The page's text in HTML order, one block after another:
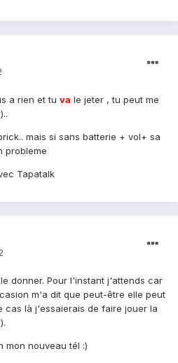
a rien et tu va le jeter , tu peut me
mais si sans batterie + vol+ sa
probleme
Tapatalk
donner. Pour l'instant j'attends car
m'a dit que peut-être elle peut
cas là j'essaierais de faire jouer la
mon nouveau tél :)